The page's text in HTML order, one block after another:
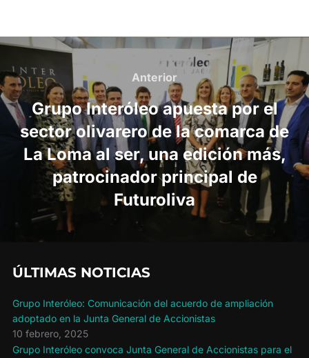
Navegación
de
entradas
Anterior
Anterior
Grupo Interóleo apuesta por el
sector olivarero de la comarca de
La Loma al ser, una edición más,
patrocinador principal de
Futuroliva
ÚLTIMAS NOTICIAS
Grupo Interóleo: Comunicación del acuerdo de ampliación
adoptado en la Junta General de Accionistas
10 febrero, 2025
Grupo Interóleo convoca Junta General de Accionistas para el